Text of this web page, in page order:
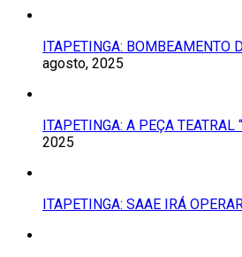
ITAPETINGA: BOMBEAMENTO
agosto, 2025
ITAPETINGA: A PEÇA TEATRAL
2025
ITAPETINGA: SAAE IRÁ